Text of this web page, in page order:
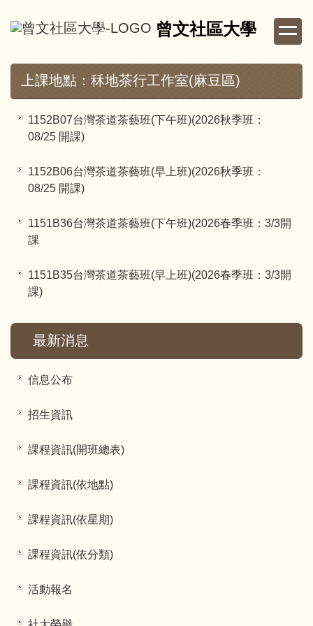
到
要
容
曾文社區大學
上課地點：秝地茶行工作室(麻豆區)
1152B07台灣茶道茶藝班(下午班)(2026秋季班：
08/25 開課)
1152B06台灣茶道茶藝班(早上班)(2026秋季班：
08/25 開課)
1151B36台灣茶道茶藝班(下午班)(2026春季班：3/3開
課
1151B35台灣茶道茶藝班(早上班)(2026春季班：3/3開
課)
最新消息
信息公布
招生資訊
課程資訊(開班總表)
課程資訊(依地點)
課程資訊(依星期)
課程資訊(依分類)
活動報名